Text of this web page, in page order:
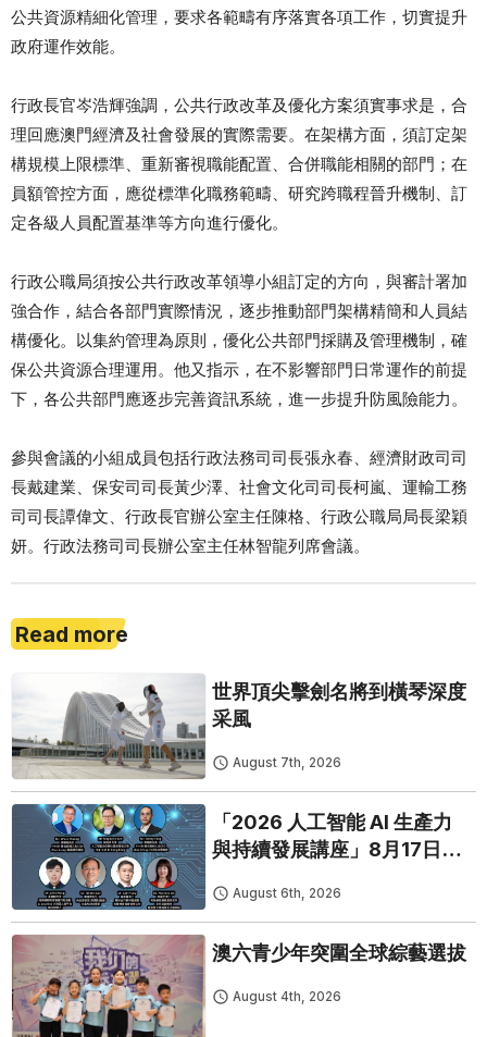
公共資源精細化管理，要求各範疇有序落實各項工作，切實提升
政府運作效能。
行政長官岑浩輝強調，公共行政改革及優化方案須實事求是，合
理回應澳門經濟及社會發展的實際需要。在架構方面，須訂定架
構規模上限標準、重新審視職能配置、合併職能相關的部門；在
員額管控方面，應從標準化職務範疇、研究跨職程晉升機制、訂
定各級人員配置基準等方向進行優化。
行政公職局須按公共行政改革領導小組訂定的方向，與審計署加
強合作，結合各部門實際情況，逐步推動部門架構精簡和人員結
構優化。以集約管理為原則，優化公共部門採購及管理機制，確
保公共資源合理運用。他又指示，在不影響部門日常運作的前提
下，各公共部門應逐步完善資訊系統，進一步提升防風險能力。
參與會議的小組成員包括行政法務司司長張永春、經濟財政司司
長戴建業、保安司司長黃少澤、社會文化司司長柯嵐、運輸工務
司司長譚偉文、行政長官辦公室主任陳格、行政公職局局長梁穎
妍。行政法務司司長辦公室主任林智龍列席會議。
Read more
世界頂尖擊劍名將到橫琴深度
采風
August 7th, 2026
「2026 人工智能 AI 生產力
與持續發展講座」8月17日免
August 6th, 2026
澳六青少年突圍全球綜藝選拔
August 4th, 2026